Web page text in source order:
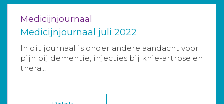
Medicijnjournaal
Medicijnjournaal juli 2022
In dit journaal is onder andere aandacht voor
pijn bij dementie, injecties bij knie-artrose en
thera...